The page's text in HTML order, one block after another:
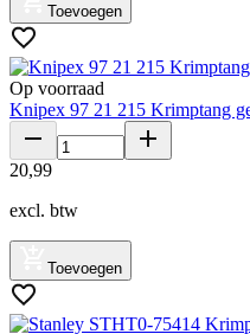
Toevoegen
Op voorraad
Knipex 97 21 215 Krimptang
20,99
excl. btw
Toevoegen